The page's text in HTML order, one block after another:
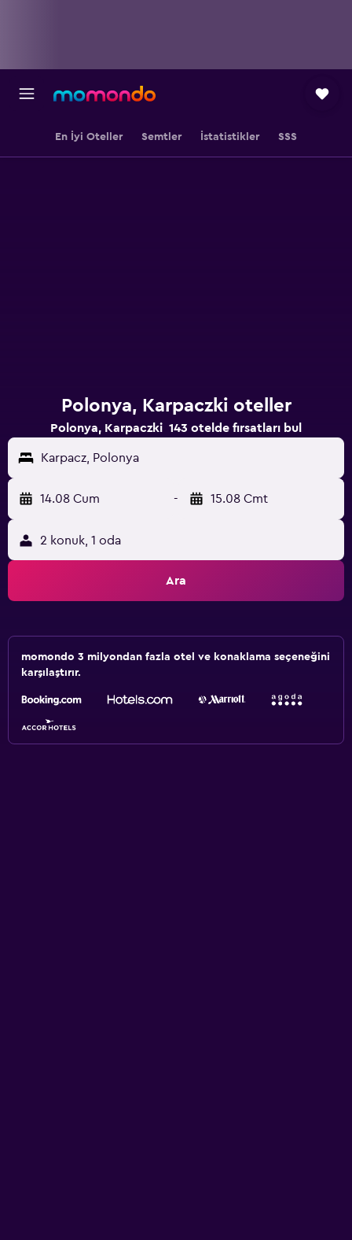
En İyi Oteller Semtler İstatistikler SSS
Polonya, Karpaczki oteller
Polonya, Karpaczki 143 otelde fırsatları bul
Karpacz, Polonya
14.08 Cum - 15.08 Cmt
2 konuk, 1 oda
Ara
momondo 3 milyondan fazla otel ve konaklama seçeneğini
karşılaştırır.